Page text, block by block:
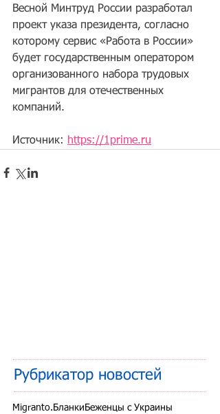
Весной Минтруд России разработал
проект указа президента, согласно
которому сервис «Работа в России»
будет государственным оператором
организованного набора трудовых
мигрантов для отечественных
компаний.
Источник: https://1prime.ru
Рубрикатор новостей
Migranto.Бланки Беженцы с Украины